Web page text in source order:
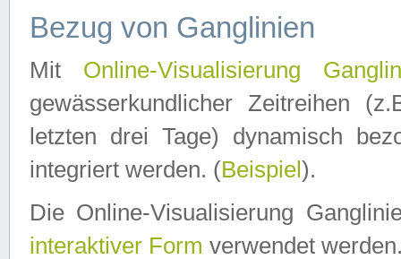
Bezug von Ganglinien
Mit Online-Visualisierung
gewässerkundlicher Zeitreihen
letzten drei Tage) dynamisch
integriert werden. (Beispiel ).
Die Online-Visualisierung
interaktiver Form verwendet